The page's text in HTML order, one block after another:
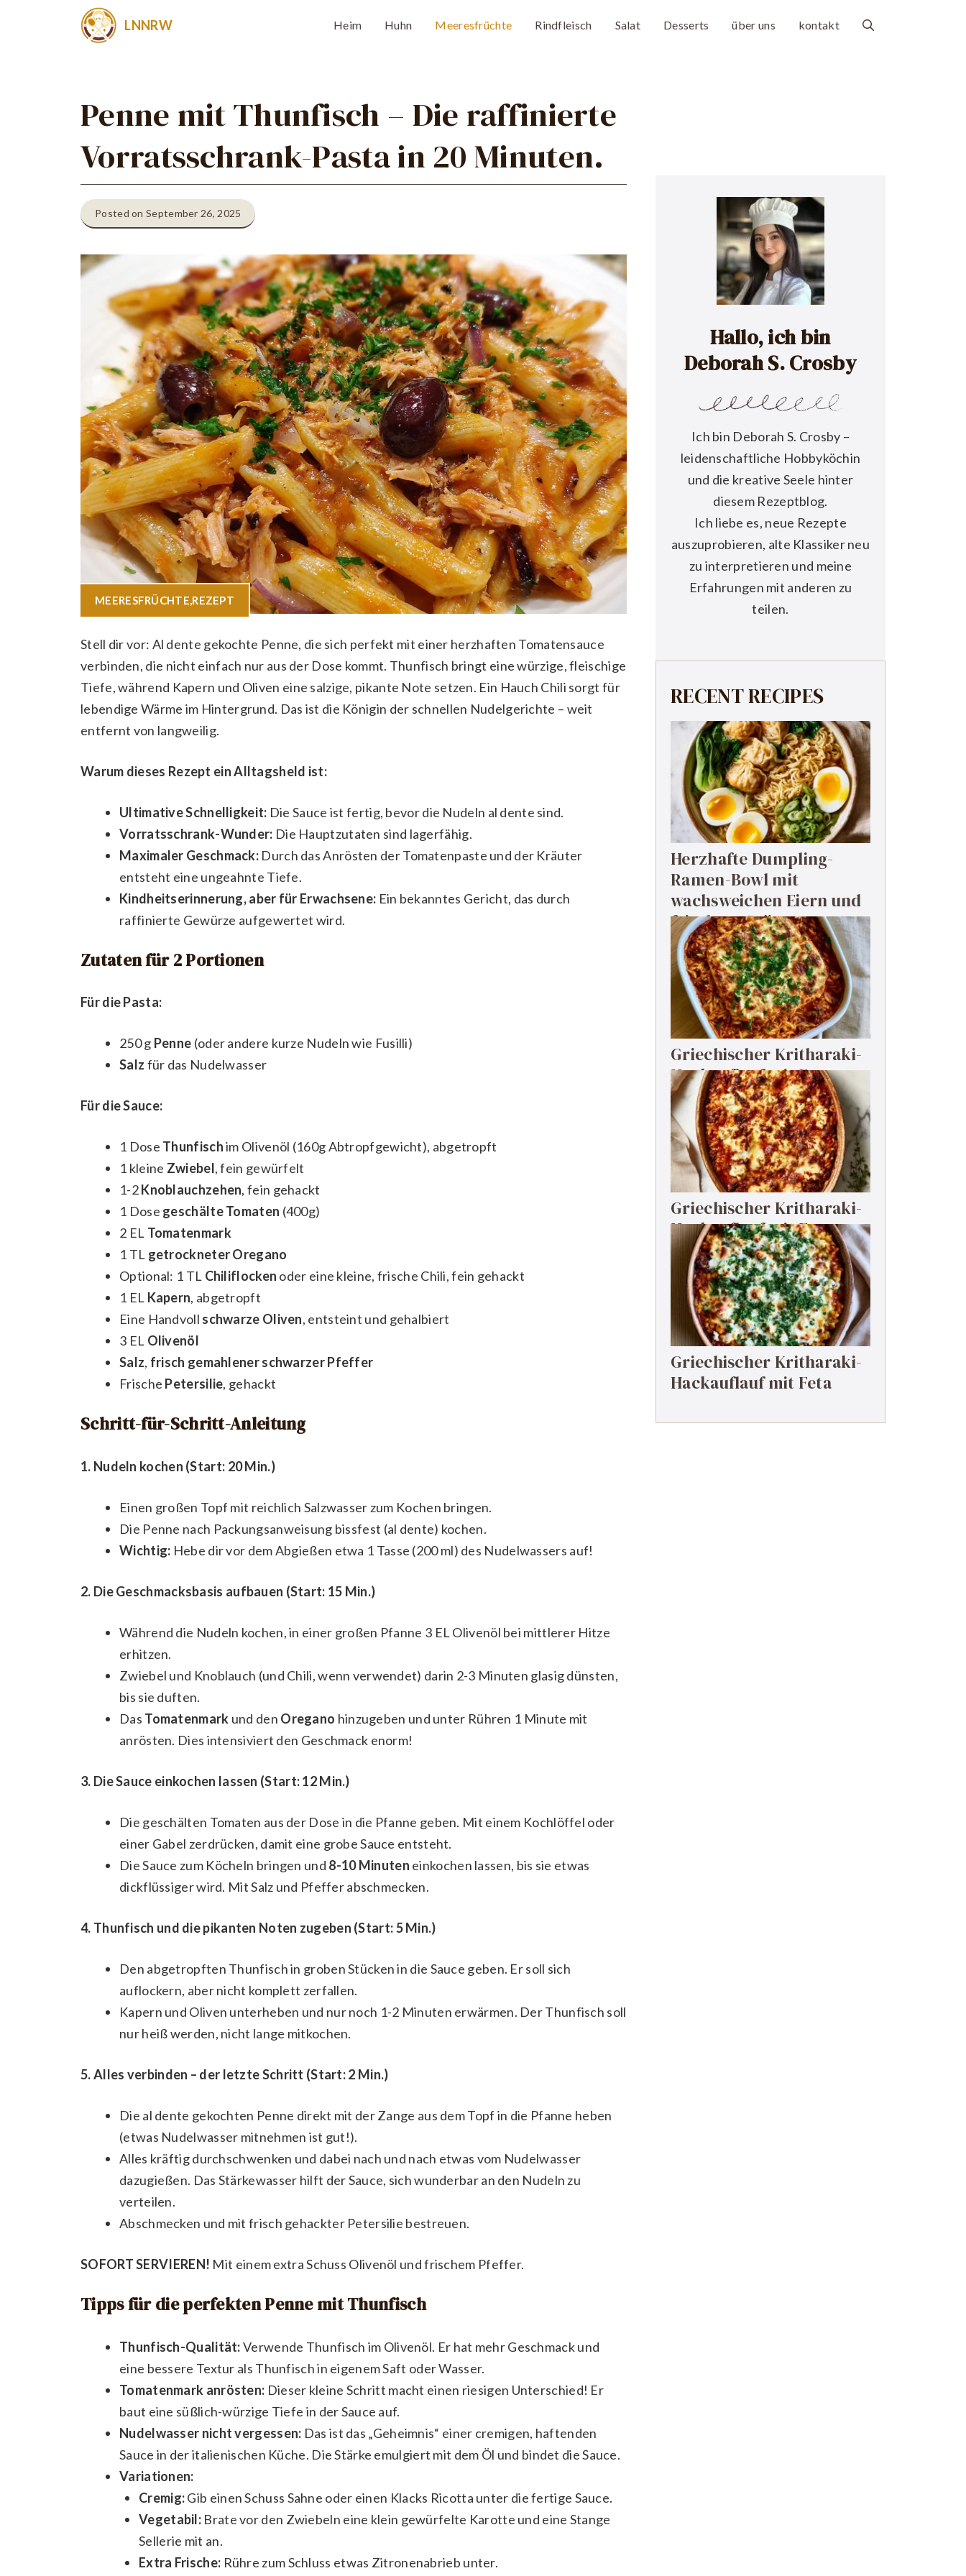
LNNRW Heim Huhn Meeresfrüchte Rindfleisch Salat Desserts über uns kontakt
Penne mit Thunfisch – Die raffinierte
Vorratsschrank-Pasta in 20 Minuten.
Posted on September 26, 2025
MEERESFRÜCHTE,REZEPT
Stell dir vor: Al dente gekochte Penne, die sich perfekt mit einer herzhaften Tomatensauce
verbinden, die nicht einfach nur aus der Dose kommt. Thunfisch bringt eine würzige, fleischige
Tiefe, während Kapern und Oliven eine salzige, pikante Note setzen. Ein Hauch Chili sorgt für
lebendige Wärme im Hintergrund. Das ist die Königin der schnellen Nudelgerichte – weit
entfernt von langweilig.
Warum dieses Rezept ein Alltagsheld ist:
Ultimative Schnelligkeit: Die Sauce ist fertig, bevor die Nudeln al dente sind.
Vorratsschrank-Wunder: Die Hauptzutaten sind lagerfähig.
Maximaler Geschmack: Durch das Anrösten der Tomatenpaste und der Kräuter
entsteht eine ungeahnte Tiefe.
Kindheitserinnerung, aber für Erwachsene: Ein bekanntes Gericht, das durch
raffinierte Gewürze aufgewertet wird.
Zutaten für 2 Portionen
Für die Pasta:
250 g Penne (oder andere kurze Nudeln wie Fusilli)
Salz für das Nudelwasser
Für die Sauce:
1 Dose Thunfischim Olivenöl (160g Abtropfgewicht), abgetropft
1 kleine Zwiebel, fein gewürfelt
1-2Knoblauchzehen, fein gehackt
1 Dose geschälte Tomaten (400g)
2 EL Tomatenmark
1 TL getrockneter Oregano
Optional: 1 TL Chiliflocken oder eine kleine, frische Chili, fein gehackt
1 EL Kapern, abgetropft
Eine Handvoll schwarze Oliven, entsteint und gehalbiert
3 EL Olivenöl
Salz, frisch gemahlener schwarzer Pfeffer
Frische Petersilie, gehackt
Schritt-für-Schritt-Anleitung
1. Nudeln kochen (Start: 20 Min.)
Einen großen Topf mit reichlich Salzwasser zum Kochen bringen.
Die Penne nach Packungsanweisung bissfest (al dente) kochen.
Wichtig: Hebe dir vor dem Abgießen etwa 1 Tasse (200 ml) des Nudelwassers auf!
2. Die Geschmacksbasis aufbauen (Start: 15 Min.)
Während die Nudeln kochen, in einer großen Pfanne 3 EL Olivenöl bei mittlerer Hitze
erhitzen.
Zwiebel und Knoblauch (und Chili, wenn verwendet) darin 2-3 Minuten glasig dünsten,
bis sie duften.
Das Tomatenmark und den Oregano hinzugeben und unter Rühren 1 Minute mit
anrösten. Dies intensiviert den Geschmack enorm!
3. Die Sauce einkochen lassen (Start: 12 Min.)
Die geschälten Tomaten aus der Dose in die Pfanne geben. Mit einem Kochlöffel oder
einer Gabel zerdrücken, damit eine grobe Sauce entsteht.
Die Sauce zum Köcheln bringen und 8-10 Minuten einkochen lassen, bis sie etwas
dickflüssiger wird. Mit Salz und Pfeffer abschmecken.
4. Thunfisch und die pikanten Noten zugeben (Start: 5 Min.)
Den abgetropften Thunfisch in groben Stücken in die Sauce geben. Er soll sich
auflockern, aber nicht komplett zerfallen.
Kapern und Oliven unterheben und nur noch 1-2 Minuten erwärmen. Der Thunfisch soll
nur heiß werden, nicht lange mitkochen.
5. Alles verbinden – der letzte Schritt (Start: 2 Min.)
Die al dente gekochten Penne direkt mit der Zange aus dem Topf in die Pfanne heben
(etwas Nudelwasser mitnehmen ist gut!).
Alles kräftig durchschwenken und dabei nach und nach etwas vom Nudelwasser
dazugießen. Das Stärkewasser hilft der Sauce, sich wunderbar an den Nudeln zu
verteilen.
Abschmecken und mit frisch gehackter Petersilie bestreuen.
SOFORT SERVIEREN! Mit einem extra Schuss Olivenöl und frischem Pfeffer.
Tipps für die perfekten Penne mit Thunfisch
Thunfisch-Qualität:Verwende Thunfisch im Olivenöl. Er hat mehr Geschmack und
eine bessere Textur als Thunfisch in eigenem Saft oder Wasser.
Tomatenmark anrösten: Dieser kleine Schritt macht einen riesigen Unterschied! Er
baut eine süßlich-würzige Tiefe in der Sauce auf.
Nudelwasser nicht vergessen: Das ist das „Geheimnis“ einer cremigen, haftenden
Sauce in der italienischen Küche. Die Stärke emulgiert mit dem Öl und bindet die Sauce.
Variationen:
Cremig:Gib einen Schuss Sahne oder einen Klacks Ricotta unter die fertige Sauce.
Vegetabil: Brate vor den Zwiebeln eine klein gewürfelte Karotte und eine Stange
Sellerie mit an.
Extra Frische: Rühre zum Schluss etwas Zitronenabrieb unter.
Hallo, ich bin
Deborah S. Crosby
Ich bin Deborah S. Crosby –
leidenschaftliche Hobbyköchin
und die kreative Seele hinter
diesem Rezeptblog.
Ich liebe es, neue Rezepte
auszuprobieren, alte Klassiker neu
zu interpretieren und meine
Erfahrungen mit anderen zu
teilen.
RECENT RECIPES
Herzhafte Dumpling-
Ramen-Bowl mit
wachsweichen Eiern und
frischem Grün
Griechischer Kritharaki-
Hackauflauf mit Feta
Griechischer Kritharaki-
Hackauflauf mit Feta
Griechischer Kritharaki-
Hackauflauf mit Feta